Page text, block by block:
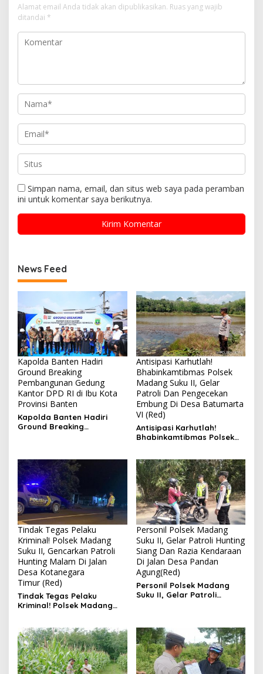
Alamat email Anda tidak akan dipublikasikan. Ruas yang wajib
ditandai *
Simpan nama, email, dan situs web saya pada peramban
ini untuk komentar saya berikutnya.
News Feed
Kapolda Banten Hadiri
Ground Breaking
Pembangunan Gedung
Kantor DPD RI di Ibu Kota
Provinsi Banten
Kapolda Banten Hadiri
Ground Breaking
Antisipasi Karhutlah!
Bhabinkamtibmas Polsek
Madang Suku II, Gelar
Patroli Dan Pengecekan
Embung Di Desa Batumarta
VI (Red)
Antisipasi Karhutlah!
Bhabinkamtibmas Polsek
Embung Di Desa Batumarta
VI
Tindak Tegas Pelaku
Kriminal! Polsek Madang
Suku II, Gencarkan Patroli
Hunting Malam Di Jalan
Desa Kotanegara
Timur (Red)
Tindak Tegas Pelaku
Kriminal! Polsek Madang
Desa Kotanegara Timur
Personil Polsek Madang
Suku II, Gelar Patroli Hunting
Siang Dan Razia Kendaraan
Di Jalan Desa Pandan
Agung(Red)
Personil Polsek Madang
Suku II, Gelar Patroli